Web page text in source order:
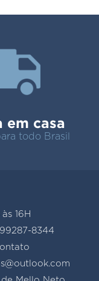
em casa
todo Brasil
16H
8344